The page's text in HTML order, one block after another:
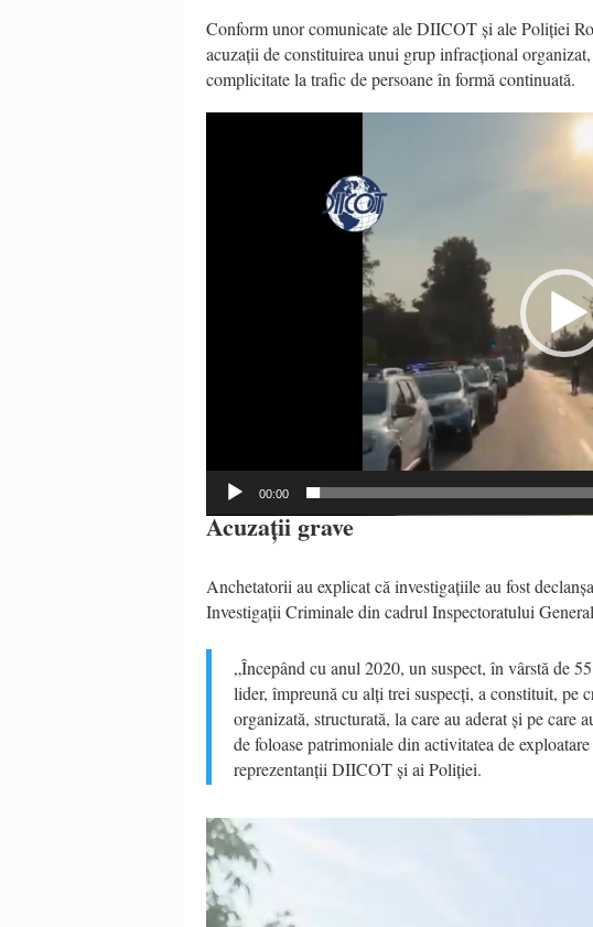
Conform unor comunicate ale DIICOT și ale Poliției
acuzații de constituirea unui grup infracțional
complicitate la trafic de persoane în formă continuată.
00:00
Acuzații grave
Anchetatorii au explicat că investigațiile au fost
Investigații Criminale din cadrul Inspectoratului
„Începând cu anul 2020, un suspect, în vârstă de
lider, împreună cu alți trei suspecți, a constituit, pe
organizată, structurată, la care au aderat și pe
de foloase patrimoniale din activitatea de
reprezentanții DIICOT și ai Poliției.
Video
Player